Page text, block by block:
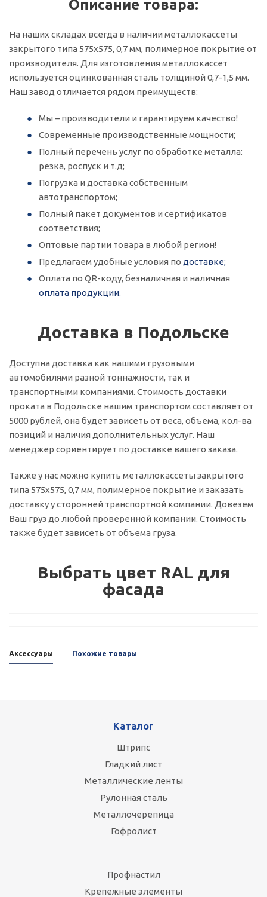
Описание товара:
На наших складах всегда в наличии металлокассеты
закрытого типа 575х575, 0,7 мм, полимерное покрытие от
производителя. Для изготовления металлокассет
используется оцинкованная сталь толщиной 0,7-1,5 мм.
Наш завод отличается рядом преимуществ:
Мы – производители и гарантируем качество!
Современные производственные мощности;
Полный перечень услуг по обработке металла:
резка, роспуск и т.д;
Погрузка и доставка собственным
автотранспортом;
Полный пакет документов и сертификатов
соответствия;
Оптовые партии товара в любой регион!
Предлагаем удобные условия по доставке;
Оплата по QR-коду, безналичная и наличная
оплата продукции.
Доставка в Подольске
Доступна доставка как нашими грузовыми
автомобилями разной тоннажности, так и
транспортными компаниями. Стоимость доставки
проката в Подольске нашим транспортом составляет от
5000 рублей, она будет зависеть от веса, объема, кол-ва
позиций и наличия дополнительных услуг. Наш
менеджер сориентирует по доставке вашего заказа.
Также у нас можно купить металлокассеты закрытого
типа 575х575, 0,7 мм, полимерное покрытие и заказать
доставку у сторонней транспортной компании. Довезем
Ваш груз до любой проверенной компании. Стоимость
также будет зависеть от объема груза.
Выбрать цвет RAL для
фасада
Аксессуары Похожие товары
Планка внутренних стендов (оцинковка)
Каталог
Штрипс
Гладкий лист
Металлические ленты
Рулонная сталь
Металлочерепица
Гофролист
Профнастил
Крепежные элементы